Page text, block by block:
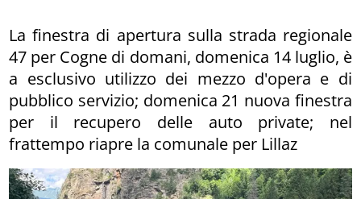
La finestra di apertura sulla strada regionale
47 per Cogne di domani, domenica 14 luglio, è
a esclusivo utilizzo dei mezzo d'opera e di
pubblico servizio; domenica 21 nuova finestra
per il recupero delle auto private; nel
frattempo riapre la comunale per Lillaz